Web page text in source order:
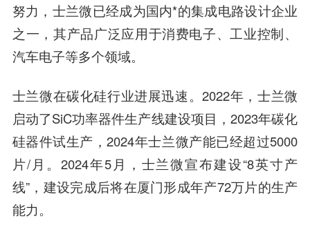
努力，士兰微已经成为国内*的集成电路设计企业
之一，其产品广泛应用于消费电子、工业控制、
汽车电子等多个领域。
士兰微在碳化硅行业进展迅速。2022年，士兰微
启动了SiC功率器件生产线建设项目，2023年碳化
硅器件试生产，2024年士兰微产能已经超过5000
片/月。2024年5月，士兰微宣布建设“8英寸产
线”，建设完成后将在厦门形成年产72万片的生产
能力。